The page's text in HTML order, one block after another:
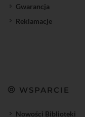
Gwarancja
Reklamacje
WSPARCIE
Nowości Biblioteki